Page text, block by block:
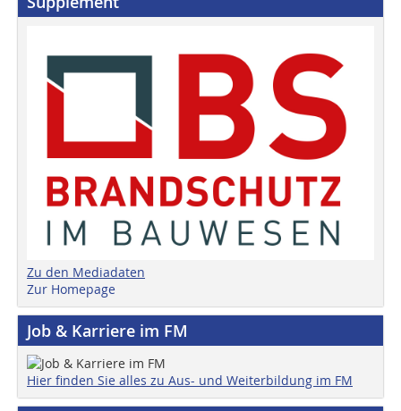
Zu den Mediadaten
Zur Homepage
Job & Karriere im FM
Hier finden Sie alles zu Aus- und Weiterbildung im FM